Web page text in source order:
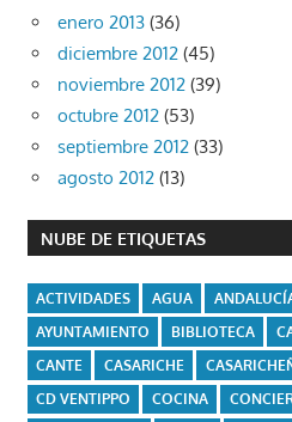
enero 2013 (36)
diciembre 2012 (45)
noviembre 2012 (39)
octubre 2012 (53)
septiembre 2012 (33)
agosto 2012 (13)
NUBE DE ETIQUETAS
ACTIVIDADES AGUA
AYUNTAMIENTO
BIBLIOTECA
CANTE
CASARICHE
CD VENTIPPO
COCINA